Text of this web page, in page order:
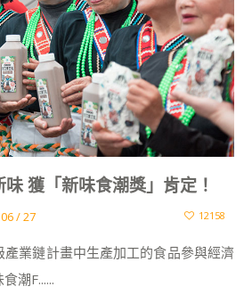
獲「新味食潮獎」肯定！
/ 27 12158
業鏈計畫中生產加工的食品參與經濟
潮F......